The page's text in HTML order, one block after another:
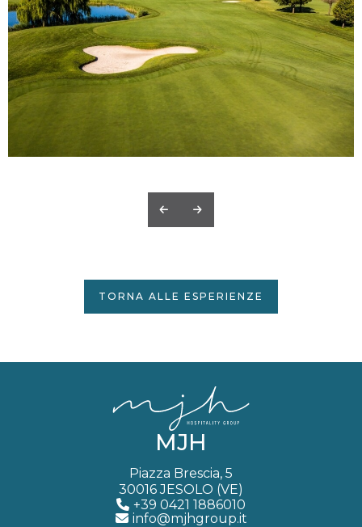
TORNA ALLE ESPERIENZE
MJH
Piazza Brescia, 5
30016 JESOLO (VE)
+39 0421 1886010
info@mjhgroup.it